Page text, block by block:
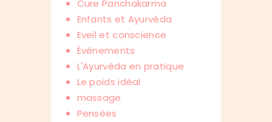
Cure Panchakarma
Enfants et Ayurvéda
Eveil et conscience
Événements
L'Ayurvéda en pratique
Le poids idéal
massage
Pensées